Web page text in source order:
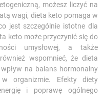
możesz liczyć na
wagi, dieta keto pomaga w
jest szczególnie istotne dla
keto może przyczynić się do
umysłowej, a także
wspomnieć, że dieta
na balans hormonalny
organizmie. Efekty diety
i poprawę ogólnego